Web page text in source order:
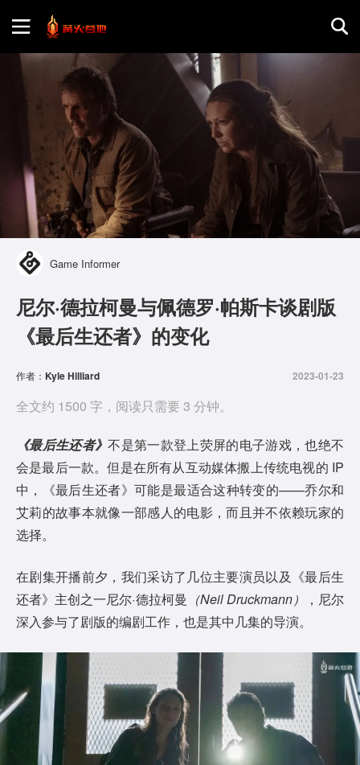
首页
游戏评测
地图攻略
Game Informer
尼尔·德拉柯曼与佩德罗·帕斯卡谈剧版
《最后生还者》的变化
作者： Kyle Hilliard 2023-01-23
全文约 1500 字，阅读只需要 3 分钟。
《最后生还者》不是第一款登上荧屏的电子游戏，也绝不
会是最后一款。但是在所有从互动媒体搬上传统电视的 IP
中，《最后生还者》可能是最适合这种转变的——乔尔和
艾莉的故事本就像一部感人的电影，而且并不依赖玩家的
选择。
在剧集开播前夕，我们采访了几位主要演员以及《最后生
还者》主创之一尼尔·德拉柯曼 （Neil Druckmann）
，尼尔
深入参与了剧版的编剧工作，也是其中几集的导演。